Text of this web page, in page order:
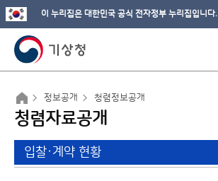
이 누리집은 대한민국 공식 전자정부 누리집입니다.
정보공개 청렴정보공개
청렴자료공개
입찰·계약 현황